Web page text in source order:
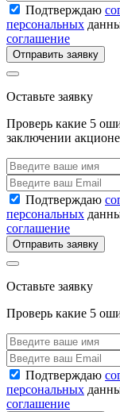
Подтверждаю
персональных
соглашение
Отправить заявку
Оставьте заявку
Проверь какие 5
заключении
Подтверждаю
персональных
соглашение
Отправить заявку
Оставьте заявку
Проверь какие 5
Подтверждаю
персональных
соглашение